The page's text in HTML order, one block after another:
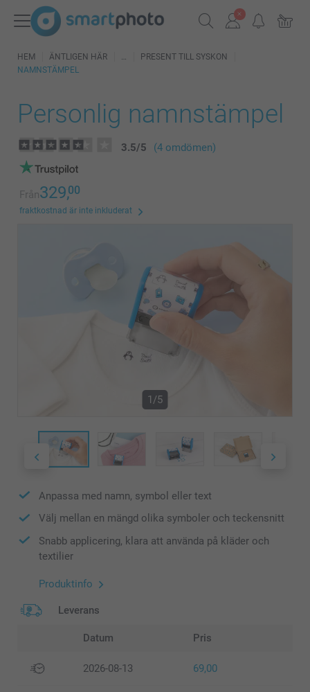
HEM ÄNTLIGEN HÄR
PRESENT TILL SYSKON
NAMNSTÄMPEL
Personlig namnstämpel
3.5/5 (4 omdömen)
Från329,00
fraktkostnad är inte inkluderat
1/5
Anpassa med namn, symbol eller text
Välj mellan en mängd olika symboler och teckensnitt
Snabb applicering, klara att använda på kläder och
textilier
Produktinfo
Leverans
Datum Pris
2026-08-13 69,00